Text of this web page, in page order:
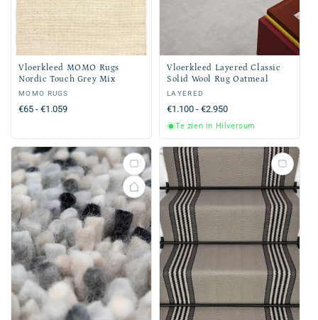
Vloerkleed MOMO Rugs
Nordic Touch Grey Mix
Verkoper:
MOMO RUGS
Normale
€65 - €1.059
Vloerkleed Layered Classic
Solid Wool Rug Oatmeal
Verkoper:
LAYERED
Normale
prijs
€1.100 - €2.950
Te zien in Hilversum